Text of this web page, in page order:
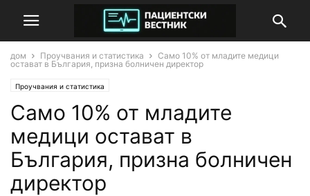
дом Проучвания и статистика
Само 10% от младите медици
остават в България, призна болничен директор
Проучвания и статистика
Само 10% от младите
медици остават в
България, призна болничен
директор